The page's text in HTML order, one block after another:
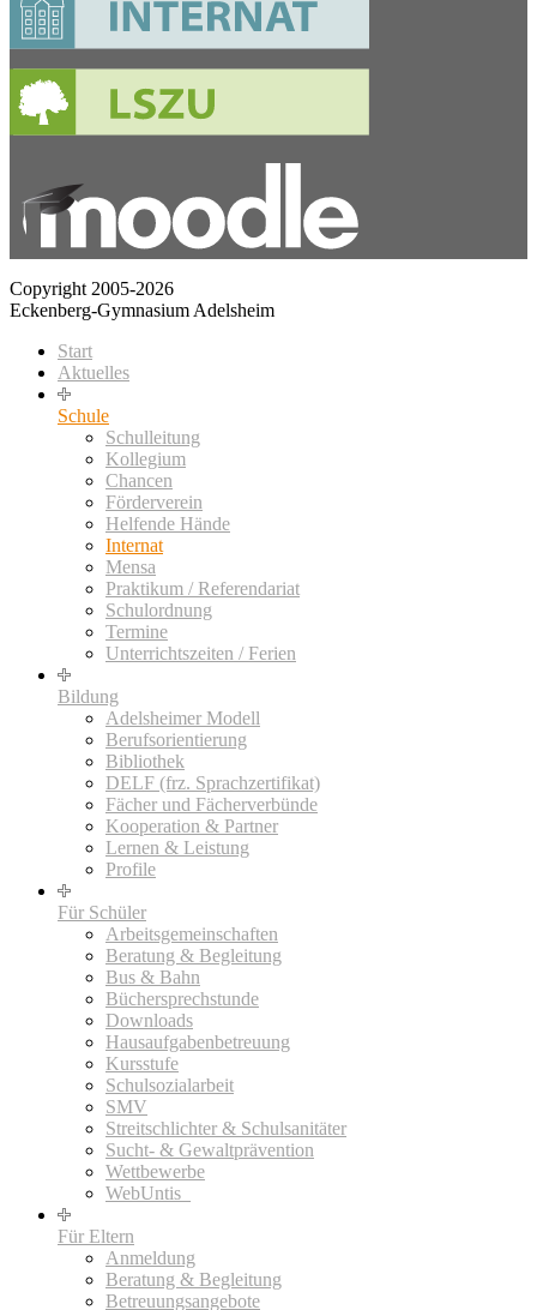
Copyright 2005-2026
Eckenberg-Gymnasium Adelsheim
Start
Aktuelles
Schule
Schulleitung
Kollegium
Chancen
Förderverein
Helfende Hände
Internat
Mensa
Praktikum / Referendariat
Schulordnung
Termine
Unterrichtszeiten / Ferien
Bildung
Adelsheimer Modell
Berufsorientierung
Bibliothek
DELF (frz. Sprachzertifikat)
Fächer und Fächerverbünde
Kooperation & Partner
Lernen & Leistung
Profile
Für Schüler
Arbeitsgemeinschaften
Beratung & Begleitung
Bus & Bahn
Büchersprechstunde
Downloads
Hausaufgabenbetreuung
Kursstufe
Schulsozialarbeit
SMV
Streitschlichter & Schulsanitäter
Sucht- & Gewaltprävention
Wettbewerbe
WebUntis_
Für Eltern
Anmeldung
Beratung & Begleitung
Betreuungsangebote